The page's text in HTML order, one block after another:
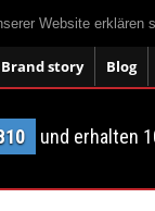
Website erklären
Brand story Blog
und erhalten